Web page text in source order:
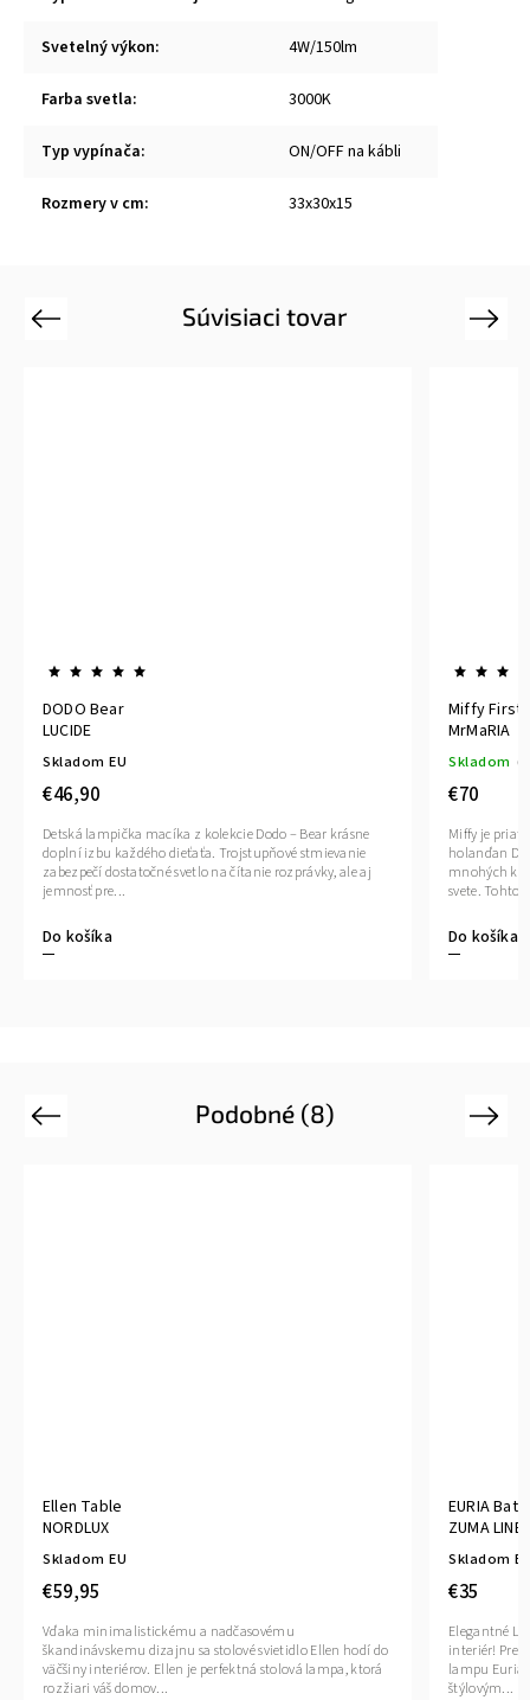
Svetelný výkon: 4W/150lm
Farba svetla: 3000K
Typ vypínača: ON/OFF na kábli
Rozmery v cm: 33x30x15
Súvisiaci tovar
Previous
DODO Bear
LUCIDE
Skladom EU
€46,90
Do košíka
Detská lampička macíka z kolekcie Dodo – Bear krásne
doplní izbu každého dieťaťa. Trojstupňové stmievanie
zabezpečí dostatočné svetlo na čítanie rozprávky, ale aj
jemnosť pre...
Miffy First
MrMaRIA
Skladom
€70
Do košíka
Miffy je
holanďan
mnohých
svete.
Next
Podobné (8)
Previous
Ellen Table
NORDLUX
Skladom EU
€59,95
Vďaka minimalistickému a nadčasovému
škandinávskemu dizajnu sa stolové svietidlo Ellen hodí do
väčšiny interiérov. Ellen je perfektná stolová lampa, ktorá
rozžiari váš domov...
EURIA
ZUMA LINE
Skladom
€35
Elegantné
interiér!
lampu Euria
štýlovým...
Next